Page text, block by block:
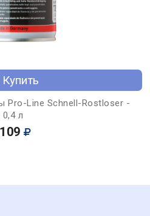
Купить
Pro-Line Schnell-Rostloser -
0,4 л